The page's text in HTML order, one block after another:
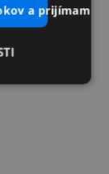
a prijímam